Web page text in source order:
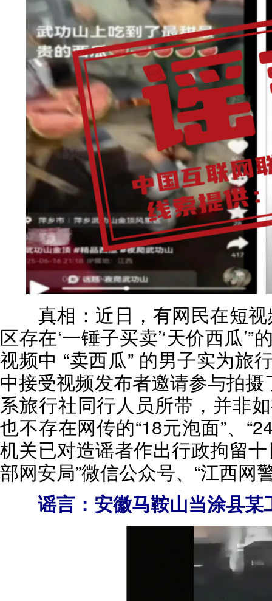
真相： 近日，有网民在短
区存在‘一锤子买卖’‘天价西瓜
视频中 “卖西瓜” 的男子实为旅
中接受视频发布者邀请参与拍摄
系旅行社同行人员所带，并非
也不存在网传的“18元泡面”、
机关已对造谣者作出行政拘留
部网安局”微信公众号、“江西网
谣言：安徽马鞍山当涂县